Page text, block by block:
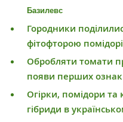
Базилевс
Городники
фітофторою
Обробляти томати
появи перших
Огірки, помідори та
гібриди в